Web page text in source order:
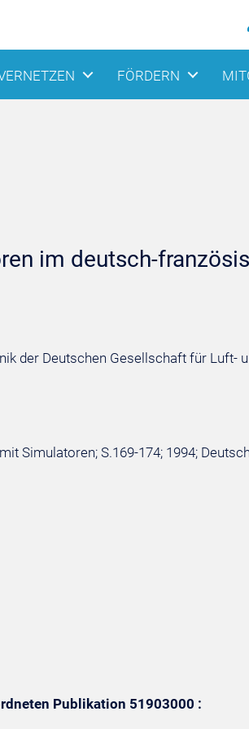
FÖRDERN
im deutsch-
der Deutschen Gesellschaft für Luft-
Simulatoren; S.169-174; 1994;
Publikation 51903000 :